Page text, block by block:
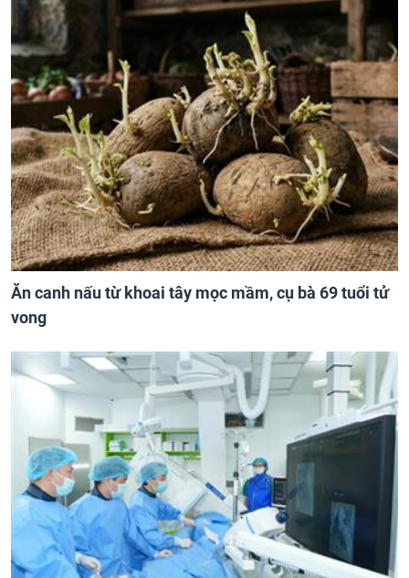
Ăn canh nấu từ khoai tây mọc mầm, cụ bà 69 tuổi tử
vong